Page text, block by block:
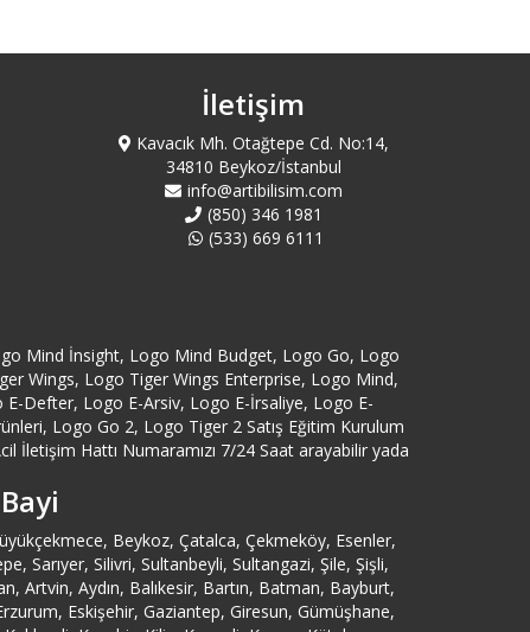
Aydın Logo Destek
Bağcılar Logo Destek
Bahçelievler Logo Destek
Balıkesir Logo Destek
Bartın Logo Destek
Batman Logo Destek
Bayburt Logo Destek
İletişim
Kavacık Mh. Otağtepe Cd. No:14,
34810 Beykoz/İstanbul
info@artibilisim.com
(850) 346 1981
(533) 669 6111
Mind İnsight, Logo Mind Budget, Logo Go, Logo
Wings, Logo Tiger Wings Enterprise, Logo Mind,
Defter, Logo E-Arsiv, Logo E-İrsaliye, Logo E-
Logo Go 2, Logo Tiger 2 Satış Eğitim Kurulum
İletişim Hattı Numaramızı 7/24 Saat arayabilir yada
Beykoz, Çatalca, Çekmeköy, Esenler,
Sarıyer, Silivri, Sultanbeyli, Sultangazi, Şile, Şişli,
Artvin, Aydın, Balıkesir, Bartın, Batman, Bayburt,
Eskişehir, Gaziantep, Giresun, Gümüşhane,